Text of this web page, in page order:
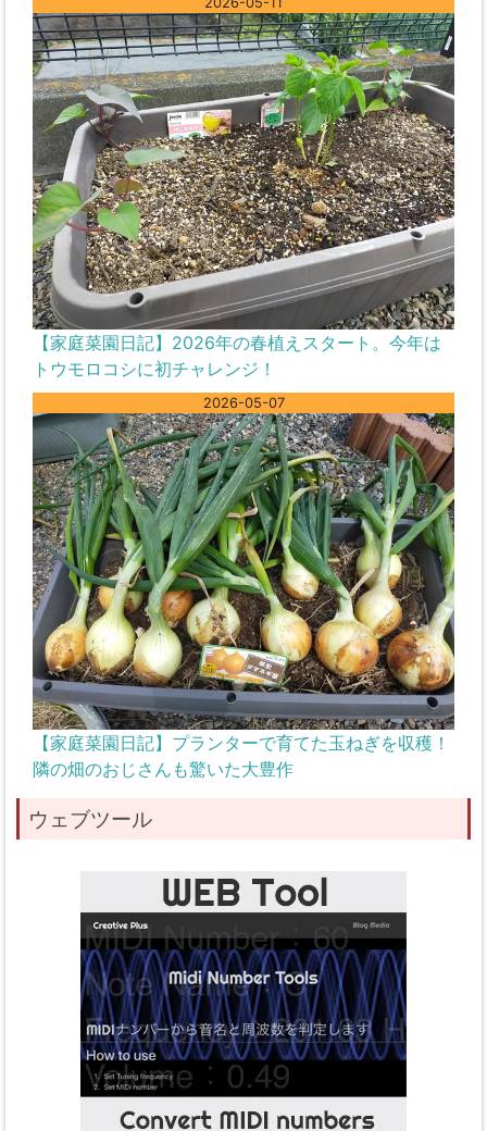
【家庭菜園日記】2026年の春植えスタート。今年は
トウモロコシに初チャレンジ！
2026-05-07
【家庭菜園日記】プランターで育てた玉ねぎを収穫！
隣の畑のおじさんも驚いた大豊作
ウェブツール